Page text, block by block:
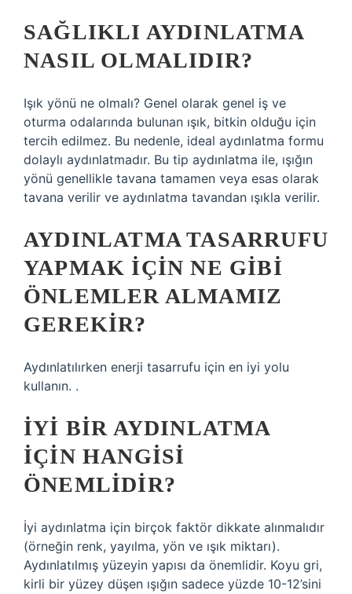
SAĞLIKLI AYDINLATMA
NASIL OLMALIDIR?
Işık yönü ne olmalı? Genel olarak genel iş ve
oturma odalarında bulunan ışık, bitkin olduğu için
tercih edilmez. Bu nedenle, ideal aydınlatma formu
dolaylı aydınlatmadır. Bu tip aydınlatma ile, ışığın
yönü genellikle tavana tamamen veya esas olarak
tavana verilir ve aydınlatma tavandan ışıkla verilir.
AYDINLATMA TASARRUFU
YAPMAK IÇIN NE GIBI
ÖNLEMLER ALMAMIZ
GEREKIR?
Aydınlatılırken enerji tasarrufu için en iyi yolu
kullanın. .
İYI BIR AYDINLATMA
IÇIN HANGISI
ÖNEMLIDIR?
İyi aydınlatma için birçok faktör dikkate alınmalıdır
(örneğin renk, yayılma, yön ve ışık miktarı).
Aydınlatılmış yüzeyin yapısı da önemlidir. Koyu gri,
kirli bir yüzey düşen ışığın sadece yüzde 10-12’sini